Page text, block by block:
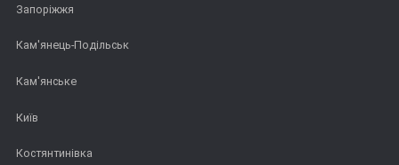
Запоріжжя
Кам'янець-Подільськ
Кам'янське
Київ
Костянтинівка